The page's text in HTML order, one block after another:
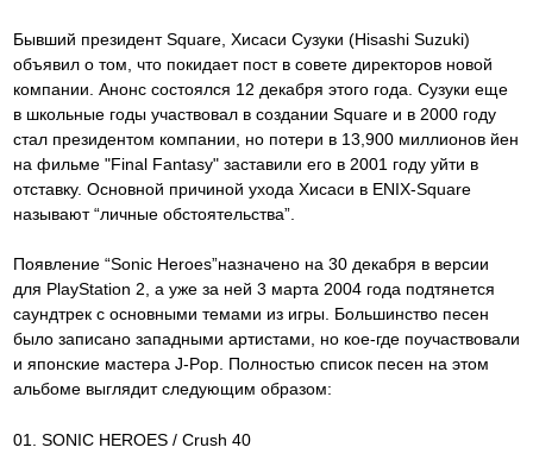
Бывший президент Square, Хисаси Сузуки (Hisashi Suzuki)
объявил о том, что покидает пост в совете директоров новой
компании. Анонс состоялся 12 декабря этого года. Сузуки еще
в школьные годы участвовал в создании Square и в 2000 году
стал президентом компании, но потери в 13,900 миллионов йен
на фильме "Final Fantasy" заставили его в 2001 году уйти в
отставку. Основной причиной ухода Хисаси в ENIX-Square
называют “личные обстоятельства”.
Появление “Sonic Heroes”назначено на 30 декабря в версии
для PlayStation 2, а уже за ней 3 марта 2004 года подтянется
саундтрек с основными темами из игры. Большинство песен
было записано западными артистами, но кое-где поучаствовали
и японские мастера J-Pop. Полностью список песен на этом
альбоме выглядит следующим образом:
01. SONIC HEROES / Crush 40